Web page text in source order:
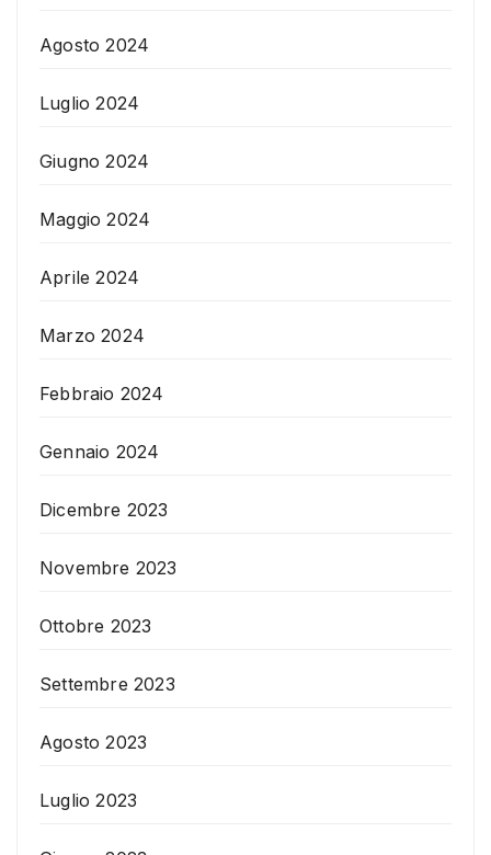
Agosto 2024
Luglio 2024
Giugno 2024
Maggio 2024
Aprile 2024
Marzo 2024
Febbraio 2024
Gennaio 2024
Dicembre 2023
Novembre 2023
Ottobre 2023
Settembre 2023
Agosto 2023
Luglio 2023